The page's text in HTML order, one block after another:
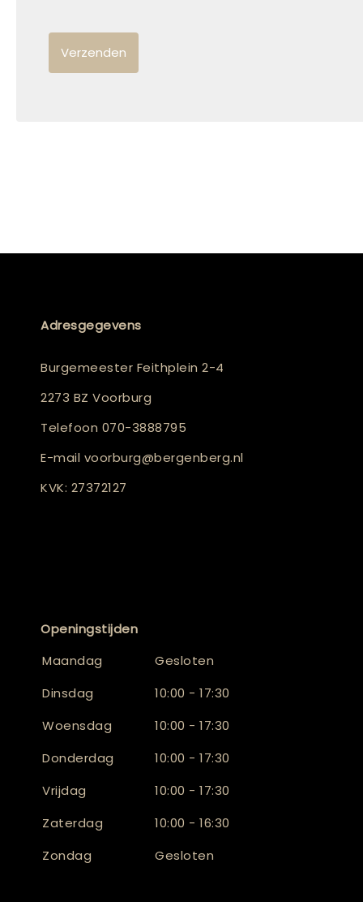
Adresgegevens
Burgemeester Feithplein 2-4
2273 BZ Voorburg
Telefoon 070-3888795
E-mail voorburg@bergenberg.nl
KVK: 27372127
Openingstijden
Maandag
Gesloten
Dinsdag
10:00 - 17:30
Woensdag
10:00 - 17:30
Donderdag
10:00 - 17:30
Vrijdag
10:00 - 17:30
Zaterdag
10:00 - 16:30
Zondag
Gesloten